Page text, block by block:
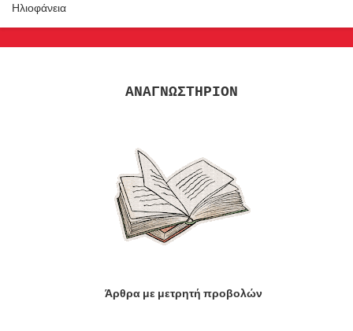
Ηλιοφάνεια
ΑΝΑΓΝΩΣΤΗΡΙΟΝ
Άρθρα με μετρητή προβολών